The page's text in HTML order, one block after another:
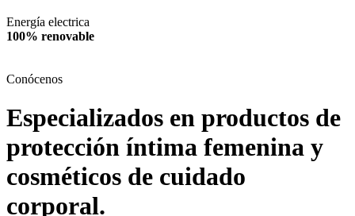
Energía electrica
100% renovable
Conócenos
Especializados en productos de
protección íntima femenina y
cosméticos de cuidado
corporal.